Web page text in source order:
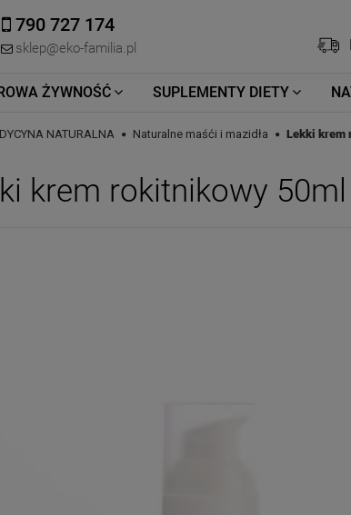
790 727 174
sklep@eko-familia.pl
ŻYWNOŚĆ SUPLEMENTY DIETY
NATURALNA Naturalne maśći i mazidła Lekki krem
krem rokitnikowy 50ml